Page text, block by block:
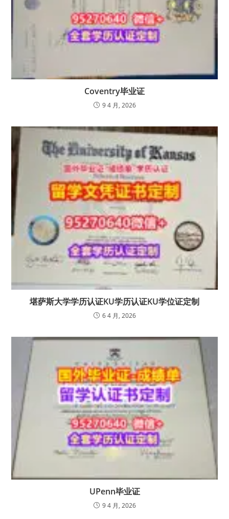
Coventry毕业证
9 4 月, 2026
堪萨斯大学学历认证KU学历认证KU学位证定制
6 4 月, 2026
UPenn毕业证
9 4 月, 2026